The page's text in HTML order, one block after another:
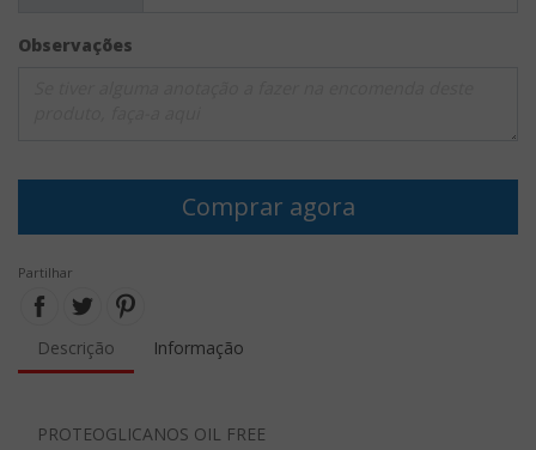
Observações
Comprar agora
Partilhar
Descrição Informação
PROTEOGLICANOS OIL FREE